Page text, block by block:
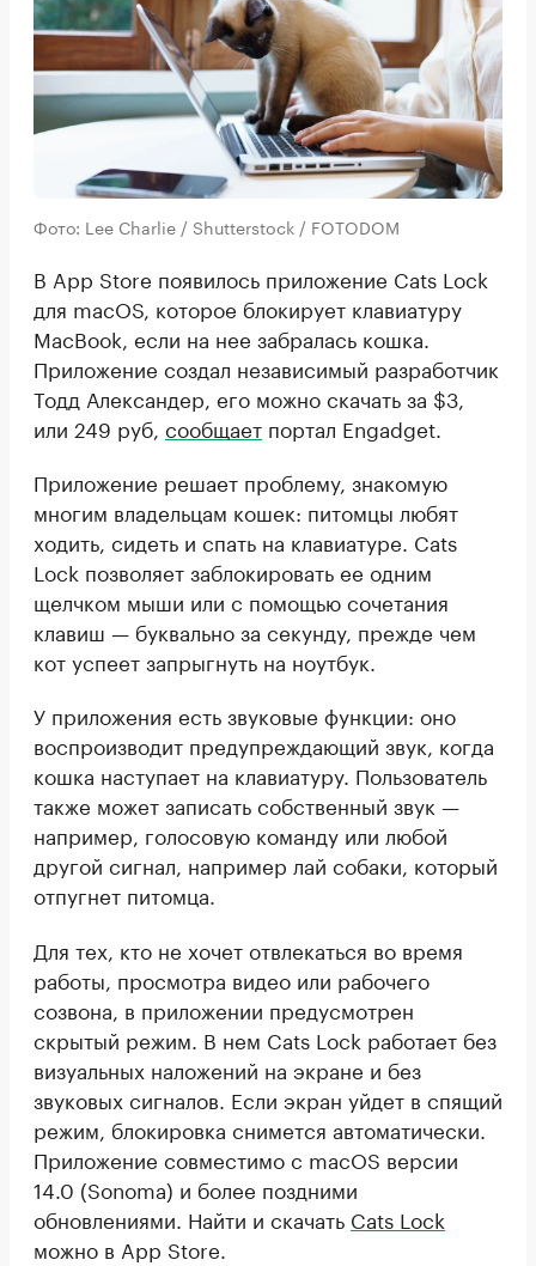
Фото: Lee Charlie / Shutterstock / FOTODOM
В App Store появилось приложение Cats Lock
для macOS, которое блокирует клавиатуру
MacBook, если на нее забралась кошка.
Приложение создал независимый разработчик
Тодд Александер, его можно скачать за $3,
или 249 руб, сообщает портал Engadget.
Приложение решает проблему, знакомую
многим владельцам кошек: питомцы любят
ходить, сидеть и спать на клавиатуре. Cats
Lock позволяет заблокировать ее одним
щелчком мыши или с помощью сочетания
клавиш — буквально за секунду, прежде чем
кот успеет запрыгнуть на ноутбук.
У приложения есть звуковые функции: оно
воспроизводит предупреждающий звук, когда
кошка наступает на клавиатуру. Пользователь
также может записать собственный звук —
например, голосовую команду или любой
другой сигнал, например лай собаки, который
отпугнет питомца.
Для тех, кто не хочет отвлекаться во время
работы, просмотра видео или рабочего
созвона, в приложении предусмотрен
скрытый режим. В нем Cats Lock работает без
визуальных наложений на экране и без
звуковых сигналов. Если экран уйдет в спящий
режим, блокировка снимется автоматически.
Приложение совместимо с macOS версии
14.0 (Sonoma) и более поздними
обновлениями. Найти и скачать Cats Lock
можно в App Store.